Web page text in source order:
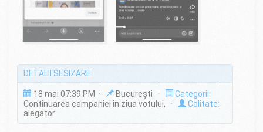
DETALII SESIZARE
18 mai 07:39 PM · București ·
Categorii:
Continuarea campaniei în ziua votului,
·
Calitate:
alegator